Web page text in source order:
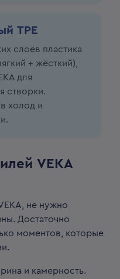
ТРЕ
слоёв пластика
+ жёсткий),
для
створки.
холод и
VEKA
не нужно
Достаточно
моментов, которые
и камерность.